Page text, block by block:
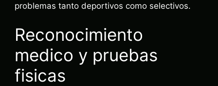
problemas tanto deportivos como selectivos.
Reconocimiento
medico y pruebas
fisicas